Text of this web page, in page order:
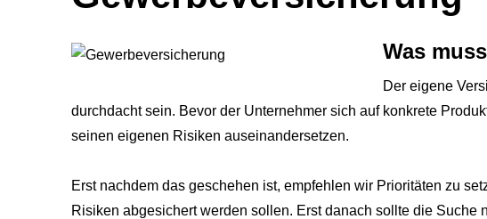
Was
Der eigene
durchdacht sein. Bevor der Unternehmer sich auf konkrete
seinen eigenen Risiken auseinandersetzen.
Erst nachdem das geschehen ist, empfehlen wir Prioritäten zu
Risiken abgesichert werden sollen. Erst danach sollte die Suche